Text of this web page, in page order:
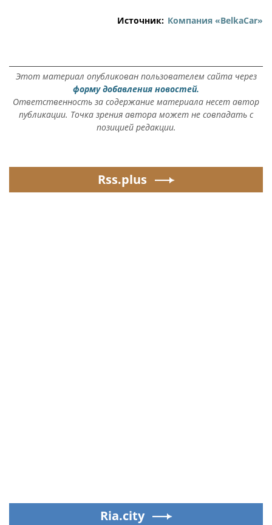
Источник: Компания «BelkaCar»
Этот материал опубликован пользователем сайта через
форму добавления новостей.
Ответственность за содержание материала несет автор
публикации. Точка зрения автора может не совпадать с
позицией редакции.
Rss.plus
Ria.city